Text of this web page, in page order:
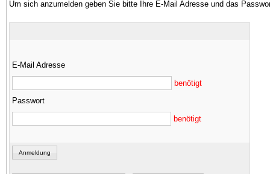
Um sich anzumelden geben Sie bitte Ihre E-Mail Adresse und das
E-Mail Adresse
benötigt
Passwort
benötigt
Anmeldung